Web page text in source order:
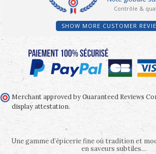
SHOW MORE CUSTOMER
Merchant approved by Guaranteed Reviews
display attestation.
Une gamme d’épicerie fine où tradition et
en saveurs subtiles…